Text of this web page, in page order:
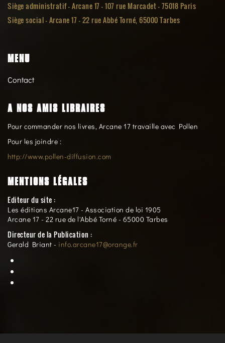
Siège administratif - Arcane 17 - 107 rue Marcadet - 75018 Paris
Siège social -Arcane 17 - 22 rue Abbé Torné, 65000 Tarbes
MENU
Contact
A NOS AMIS LIBRAIRES
Pour commander nos livres, Arcane 17 travaille avec Pollen
Pour les joindre :
http://www.pollen-diffusion.com
MENTIONS LÉGALES
Editeur du site :
Les éditions Arcane17 - Association de loi 1905
Arcane 17 - 22 rue de l'Abbé Torné - 65000 Tarbes
Directeur de la Publication :
Gerald Briant - info.arcane17@orange.fr